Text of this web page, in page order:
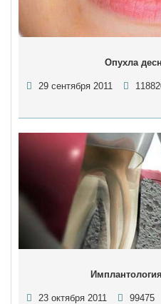
Опухла
29 сентября 2011
23 октября 2011 99475